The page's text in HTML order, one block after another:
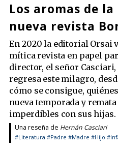
Los aromas de
nueva revista
En 2020 la editorial Orsai
mítica revista en papel
director, el señor
regresa este milagro,
cómo se consigue,
nueva temporada y
imperdibles con sus hijas.
Una reseña de Hernán Casciari
#Literatura #Padre #Madre #Hijo